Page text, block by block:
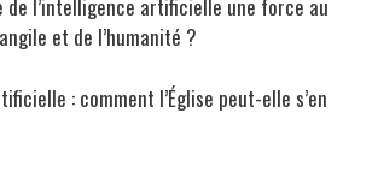
l’intelligence artificielle une force au
et de l’humanité ?
: comment l’Église peut-elle s’en